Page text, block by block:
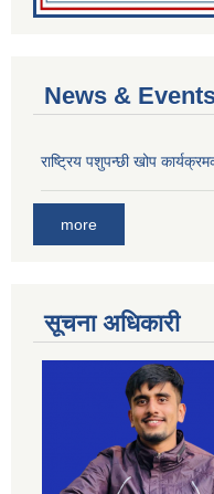
News &
राष्ट्रिय पशुपन्छी खोप
more
सूचना अधिकारी